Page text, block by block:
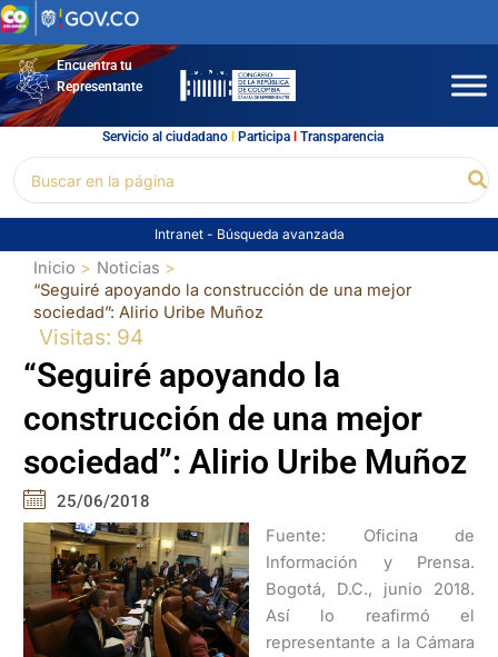
Ir
al
contenidoEncuentra tu
Representante
Servicio al ciudadano l Participal Transparencia
por:
Intranet - Búsqueda avanzada
Inicio
Noticias
“Seguiré apoyando la construcción de una mejor
sociedad”: Alirio Uribe Muñoz
Visitas: 94
“Seguiré apoyando la
construcción de una mejor
sociedad”: Alirio Uribe Muñoz
25/06/2018
Fuente: Oficina de
Información y Prensa.
Bogotá, D.C., junio 2018.
Así lo reafirmó el
representante a la Cámara